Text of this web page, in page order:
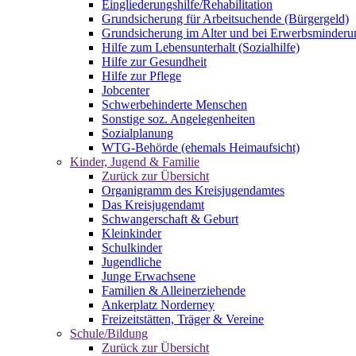
Eingliederungshilfe/Rehabilitation
Grundsicherung für Arbeitsuchende (Bürgergeld)
Grundsicherung im Alter und bei
Hilfe zum Lebensunterhalt (Sozialhilfe)
Hilfe zur Gesundheit
Hilfe zur Pflege
Jobcenter
Schwerbehinderte Menschen
Sonstige soz. Angelegenheiten
Sozialplanung
WTG-Behörde (ehemals Heimaufsicht)
Kinder, Jugend & Familie
Zurück zur Übersicht
Organigramm des Kreisjugendamtes
Das Kreisjugendamt
Schwangerschaft & Geburt
Kleinkinder
Schulkinder
Jugendliche
Junge Erwachsene
Familien & Alleinerziehende
Ankerplatz Norderney
Freizeitstätten, Träger & Vereine
Schule/Bildung
Zurück zur Übersicht